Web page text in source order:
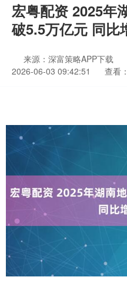
宏粤配资 2025年
破5.5万亿元 同比
来源：深富策略APP下载
2026-06-03 09:42:51
查看